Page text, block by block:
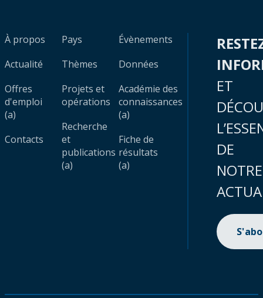
À propos
Actualité
Offres
d'emploi
(a)
Contacts
Pays
Thèmes
Projets et
opérations
Recherche
et
publications
(a)
Évènements
Données
Académie des
connaissances
(a)
Fiche de
résultats
(a)
ET
DE
NOTRE